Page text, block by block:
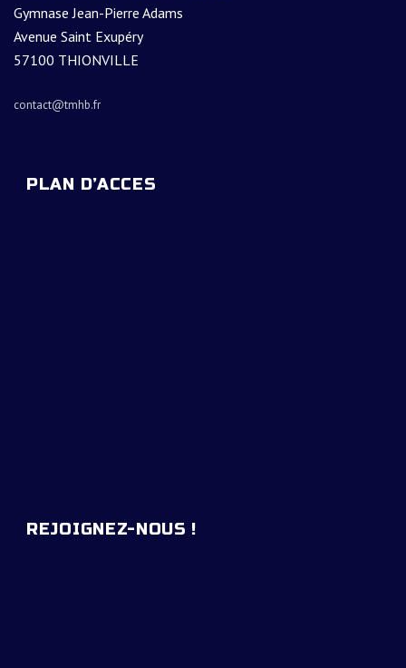
Gymnase Jean-Pierre Adams
Avenue Saint Exupéry
57100 THIONVILLE
contact@tmhb.fr
PLAN D’ACCES
REJOIGNEZ-NOUS !